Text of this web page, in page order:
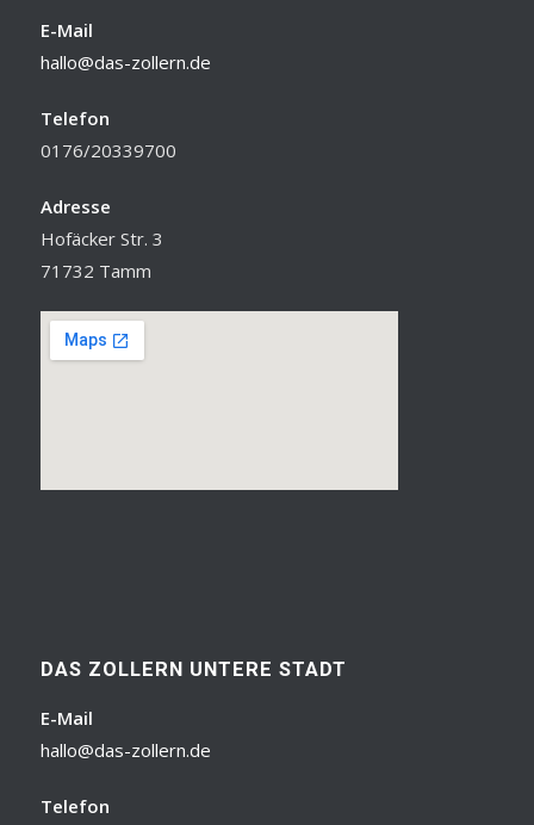
E-Mail
hallo@das-zollern.de
Telefon
0176/20339700
Adresse
Hofäcker Str. 3
71732 Tamm
DAS ZOLLERN UNTERE STADT
E-Mail
hallo@das-zollern.de
Telefon